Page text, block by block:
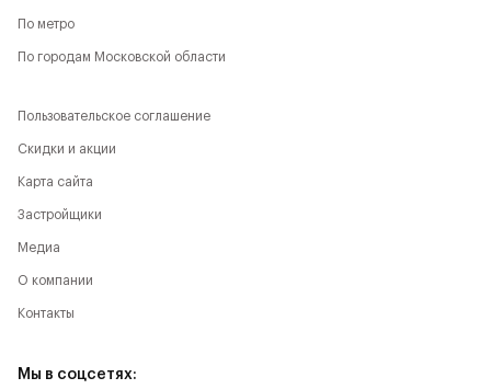
По метро
По городам Московской области
Пользовательское соглашение
Скидки и акции
Карта сайта
Застройщики
Медиа
О компании
Контакты
Мы в соцсетях: